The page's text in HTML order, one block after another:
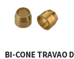
BI-CONE TRAVAO